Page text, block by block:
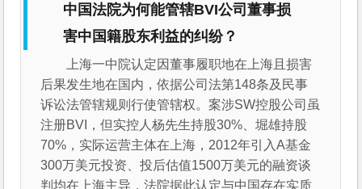
中国法院为何能管辖BVI公司董事损
害中国籍股东利益的纠纷？
上海一中院认定因董事履职地在上海且损害
后果发生地在国内，依据公司法第148条及民事
诉讼法管辖规则行使管辖权。案涉SW控股公司虽
注册BVI，但实控人杨先生持股30%、堀雄持股
70%，实际运营主体在上海，2012年引入A基金
300万美元投资、投后估值1500万美元的融资谈
判均在上海主导，法院据此认定与中国存在实质